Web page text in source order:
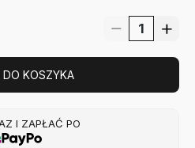
KOSZYKA
I ZAPŁAĆ PO